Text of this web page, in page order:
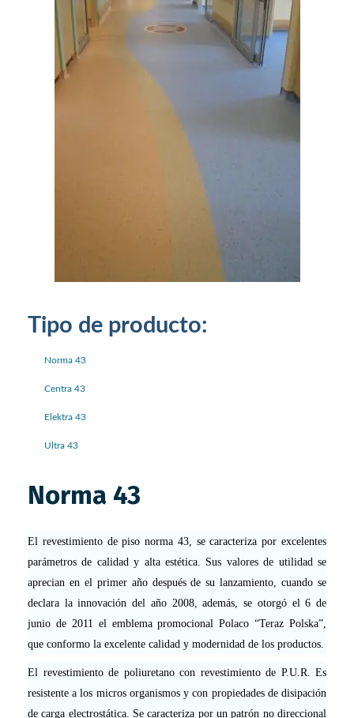
Tipo de producto:
Norma 43
Centra 43
Elektra 43
Ultra 43
Norma 43
El revestimiento de piso norma 43, se caracteriza por excelentes
parámetros de calidad y alta estética. Sus valores de utilidad se
aprecian en el primer año después de su lanzamiento, cuando se
declara la innovación del año 2008, además, se otorgó el 6 de
junio de 2011 el emblema promocional Polaco “Teraz Polska”,
que conformo la excelente calidad y modernidad de los productos.
El revestimiento de poliuretano con revestimiento de P.U.R. Es
resistente a los micros organismos y con propiedades de disipación
de carga electrostática. Se caracteriza por un patrón no direccional